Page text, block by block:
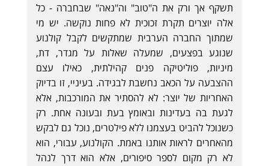
תשקף אך ורק את ה"טוב" וה"נאה" שבחברה - כל
אלה יוצרים תקרת זכוכית לא פחות נוקשה. יש מי
שמתוך החברה הערבית שמתקשים לקבל קולנוע
שנוגע בפצעים, שמעלה שאלות על מגדר, דת,
מיניות, פוליטיקה פנים קהילתית, כאילו עצם
ההצבעה על הכאב נחשבת לבגידה. בעיניי, זו בדיוק
האחריות של יוצר: לא להסתיר את המורכבות, אלא
לגעת בה בעדינות ובאומץ בעת ובעונה אחת. רק
כשנוכל להביט בעצמנו ללא פילטרים, נוכל גם לבקש
מהאחרים לראות אותנו באמת. הקולנוע, עבורי, הוא
לא רק מקום לספר סיפורים, אלא הוא דרך לנהל